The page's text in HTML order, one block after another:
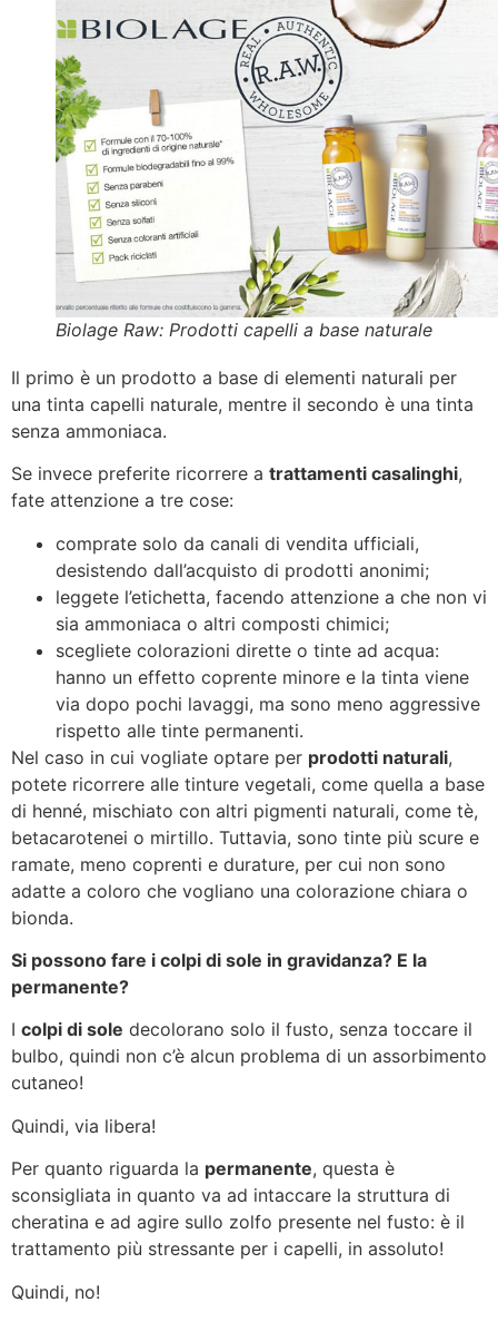
Biolage Raw: Prodotti capelli a base naturale
Il primo è un prodotto a base di elementi naturali per
una tinta capelli naturale, mentre il secondo è una tinta
senza ammoniaca.
Se invece preferite ricorrere a trattamenti casalinghi,
fate attenzione a tre cose:
comprate solo da canali di vendita ufficiali,
desistendo dall’acquisto di prodotti anonimi;
leggete l’etichetta, facendo attenzione a che non vi
sia ammoniaca o altri composti chimici;
scegliete colorazioni dirette o tinte ad acqua:
hanno un effetto coprente minore e la tinta viene
via dopo pochi lavaggi, ma sono meno aggressive
rispetto alle tinte permanenti.
Nel caso in cui vogliate optare per prodotti naturali,
potete ricorrere alle tinture vegetali, come quella a base
di henné, mischiato con altri pigmenti naturali, come tè,
betacarotenei o mirtillo. Tuttavia, sono tinte più scure e
ramate, meno coprenti e durature, per cui non sono
adatte a coloro che vogliano una colorazione chiara o
bionda.
Si possono fare i colpi di sole in gravidanza? E la
permanente?
I colpi di sole decolorano solo il fusto, senza toccare il
bulbo, quindi non c’è alcun problema di un assorbimento
cutaneo!
Quindi, via libera!
Per quanto riguarda la permanente, questa è
sconsigliata in quanto va ad intaccare la struttura di
cheratina e ad agire sullo zolfo presente nel fusto: è il
trattamento più stressante per i capelli, in assoluto!
Quindi, no!